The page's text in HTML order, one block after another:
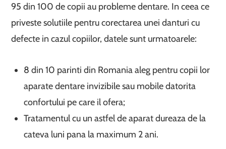
95 din 100 de copii au probleme dentare. In ceea ce
priveste solutiile pentru corectarea unei danturi cu
defecte in cazul copiilor, datele sunt urmatoarele:
8 din 10 parinti din Romania aleg pentru copii lor
aparate dentare invizibile sau mobile datorita
confortului pe care il ofera;
Tratamentul cu un astfel de aparat dureaza de la
cateva luni pana la maximum 2 ani.